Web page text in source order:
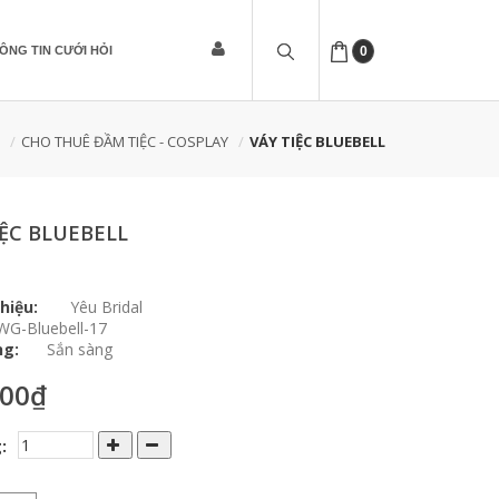
0
TIN CƯỚI HỎI
CHO THUÊ ĐẦM TIỆC - COSPLAY VÁY TIỆC BLUEBELL
BLUEBELL
Yêu Bridal
Bluebell-17
Sắn sàng